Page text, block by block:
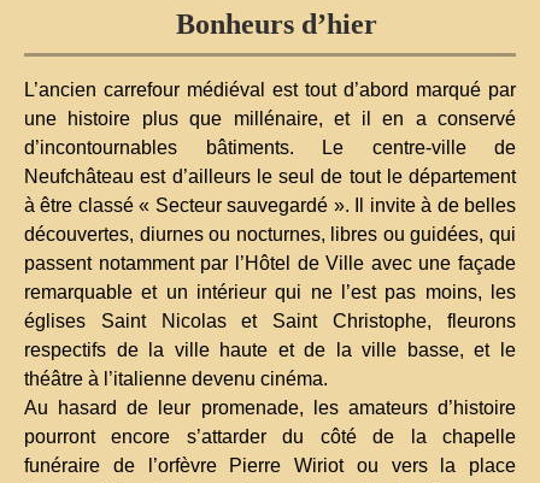
Bonheurs d’hier
L’ancien carrefour médiéval est tout d’abord marqué par
une histoire plus que millénaire, et il en a conservé
d’incontournables bâtiments. Le centre-ville de
Neufchâteau est d’ailleurs le seul de tout le département
à être classé « Secteur sauvegardé ». Il invite à de belles
découvertes, diurnes ou nocturnes, libres ou guidées, qui
passent notamment par l’Hôtel de Ville avec une façade
remarquable et un intérieur qui ne l’est pas moins, les
églises Saint Nicolas et Saint Christophe, fleurons
respectifs de la ville haute et de la ville basse, et le
théâtre à l’italienne devenu cinéma.
Au hasard de leur promenade, les amateurs d’histoire
pourront encore s’attarder du côté de la chapelle
funéraire de l’orfèvre Pierre Wiriot ou vers la place